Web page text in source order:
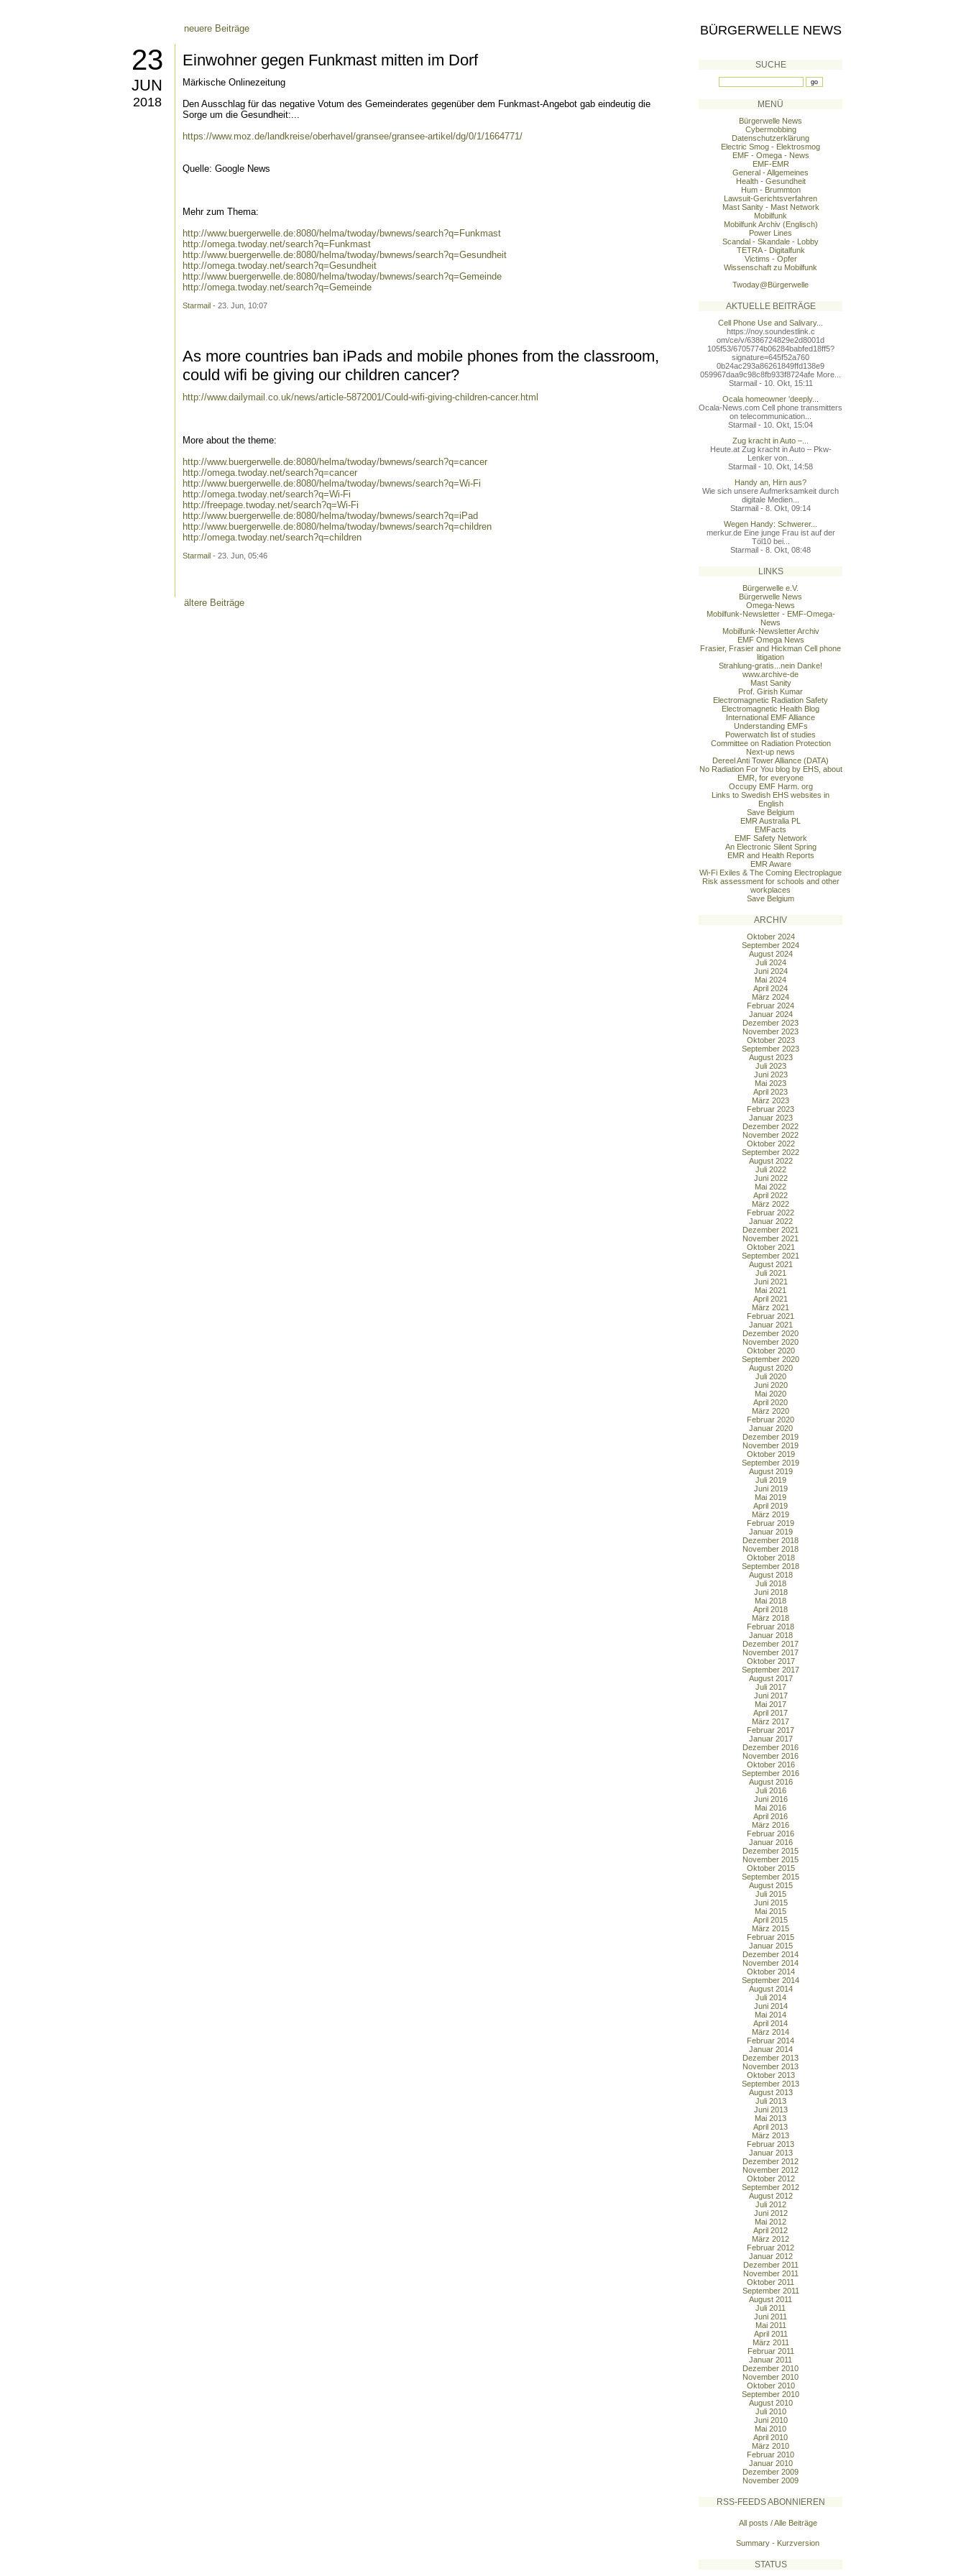
neuere Beiträge
23
JUN
2018
Einwohner gegen Funkmast mitten im Dorf
Märkische Onlinezeitung
Den Ausschlag für das negative Votum des Gemeinderates gegenüber dem Funkmast-Angebot gab eindeutig die
Sorge um die Gesundheit:...
https://www.moz.de/landkreise/oberhavel/gransee/gransee-artikel/dg/0/1/1664771/
Quelle: Google News
Mehr zum Thema:
http://www.buergerwelle.de:8080/helma/twoday/bwnews/search?q=Funkmast
http://omega.twoday.net/search?q=Funkmast
http://www.buergerwelle.de:8080/helma/twoday/bwnews/search?q=Gesundheit
http://omega.twoday.net/search?q=Gesundheit
http://www.buergerwelle.de:8080/helma/twoday/bwnews/search?q=Gemeinde
http://omega.twoday.net/search?q=Gemeinde
Starmail - 23. Jun, 10:07
As more countries ban iPads and mobile phones from the classroom,
could wifi be giving our children cancer?
http://www.dailymail.co.uk/news/article-5872001/Could-wifi-giving-children-cancer.html
More about the theme:
http://www.buergerwelle.de:8080/helma/twoday/bwnews/search?q=cancer
http://omega.twoday.net/search?q=cancer
http://www.buergerwelle.de:8080/helma/twoday/bwnews/search?q=Wi-Fi
http://omega.twoday.net/search?q=Wi-Fi
http://freepage.twoday.net/search?q=Wi-Fi
http://www.buergerwelle.de:8080/helma/twoday/bwnews/search?q=iPad
http://www.buergerwelle.de:8080/helma/twoday/bwnews/search?q=children
http://omega.twoday.net/search?q=children
Starmail - 23. Jun, 05:46
ältere Beiträge
BÜRGERWELLE NEWS
SUCHE
MENÜ
Bürgerwelle News
Cybermobbing
Datenschutzerklärung
Electric Smog - Elektrosmog
EMF - Omega - News
EMF-EMR
General - Allgemeines
Health - Gesundheit
Hum - Brummton
Lawsuit-Gerichtsverfahren
Mast Sanity - Mast Network
Mobilfunk
Mobilfunk Archiv (Englisch)
Power Lines
Scandal - Skandale - Lobby
TETRA - Digitalfunk
Victims - Opfer
Wissenschaft zu Mobilfunk
Twoday@Bürgerwelle
AKTUELLE BEITRÄGE
Cell Phone Use and Salivary...
https://noy.soundestlink.c
om/ce/v/6386724829e2d8001d
105f53/6705774b06284babfed18ff5?
signature=645f52a760
0b24ac293a86261849ffd138e9
059967daa9c98c8fb933f8724afe More...
Starmail - 10. Okt, 15:11
Ocala homeowner 'deeply...
Ocala-News.com Cell phone transmitters
on telecommunication...
Starmail - 10. Okt, 15:04
Zug kracht in Auto –...
Heute.at Zug kracht in Auto – Pkw-
Lenker von...
Starmail - 10. Okt, 14:58
Handy an, Hirn aus?
Wie sich unsere Aufmerksamkeit durch
digitale Medien...
Starmail - 8. Okt, 09:14
Wegen Handy: Schwerer...
merkur.de Eine junge Frau ist auf der
Töl10 bei...
Starmail - 8. Okt, 08:48
LINKS
Bürgerwelle e.V.
Bürgerwelle News
Omega-News
Mobilfunk-Newsletter - EMF-Omega-
News
Mobilfunk-Newsletter Archiv
EMF Omega News
Frasier, Frasier and Hickman Cell phone
litigation
Strahlung-gratis...nein Danke!
www.archive-de
Mast Sanity
Prof. Girish Kumar
Electromagnetic Radiation Safety
Electromagnetic Health Blog
International EMF Alliance
Understanding EMFs
Powerwatch list of studies
Committee on Radiation Protection
Next-up news
Dereel Anti Tower Alliance (DATA)
No Radiation For You blog by EHS, about
EMR, for everyone
Occupy EMF Harm. org
Links to Swedish EHS websites in
English
Save Belgium
EMR Australia PL
EMFacts
EMF Safety Network
An Electronic Silent Spring
EMR and Health Reports
EMR Aware
Wi-Fi Exiles & The Coming Electroplague
Risk assessment for schools and other
workplaces
Save Belgium
ARCHIV
Oktober 2024
September 2024
August 2024
Juli 2024
Juni 2024
Mai 2024
April 2024
März 2024
Februar 2024
Januar 2024
Dezember 2023
November 2023
Oktober 2023
September 2023
August 2023
Juli 2023
Juni 2023
Mai 2023
April 2023
März 2023
Februar 2023
Januar 2023
Dezember 2022
November 2022
Oktober 2022
September 2022
August 2022
Juli 2022
Juni 2022
Mai 2022
April 2022
März 2022
Februar 2022
Januar 2022
Dezember 2021
November 2021
Oktober 2021
September 2021
August 2021
Juli 2021
Juni 2021
Mai 2021
April 2021
März 2021
Februar 2021
Januar 2021
Dezember 2020
November 2020
Oktober 2020
September 2020
August 2020
Juli 2020
Juni 2020
Mai 2020
April 2020
März 2020
Februar 2020
Januar 2020
Dezember 2019
November 2019
Oktober 2019
September 2019
August 2019
Juli 2019
Juni 2019
Mai 2019
April 2019
März 2019
Februar 2019
Januar 2019
Dezember 2018
November 2018
Oktober 2018
September 2018
August 2018
Juli 2018
Juni 2018
Mai 2018
April 2018
März 2018
Februar 2018
Januar 2018
Dezember 2017
November 2017
Oktober 2017
September 2017
August 2017
Juli 2017
Juni 2017
Mai 2017
April 2017
März 2017
Februar 2017
Januar 2017
Dezember 2016
November 2016
Oktober 2016
September 2016
August 2016
Juli 2016
Juni 2016
Mai 2016
April 2016
März 2016
Februar 2016
Januar 2016
Dezember 2015
November 2015
Oktober 2015
September 2015
August 2015
Juli 2015
Juni 2015
Mai 2015
April 2015
März 2015
Februar 2015
Januar 2015
Dezember 2014
November 2014
Oktober 2014
September 2014
August 2014
Juli 2014
Juni 2014
Mai 2014
April 2014
März 2014
Februar 2014
Januar 2014
Dezember 2013
November 2013
Oktober 2013
September 2013
August 2013
Juli 2013
Juni 2013
Mai 2013
April 2013
März 2013
Februar 2013
Januar 2013
Dezember 2012
November 2012
Oktober 2012
September 2012
August 2012
Juli 2012
Juni 2012
Mai 2012
April 2012
März 2012
Februar 2012
Januar 2012
Dezember 2011
November 2011
Oktober 2011
September 2011
August 2011
Juli 2011
Juni 2011
Mai 2011
April 2011
März 2011
Februar 2011
Januar 2011
Dezember 2010
November 2010
Oktober 2010
September 2010
August 2010
Juli 2010
Juni 2010
Mai 2010
April 2010
März 2010
Februar 2010
Januar 2010
Dezember 2009
November 2009
RSS-FEEDS ABONNIEREN
All posts / Alle Beiträge
Summary - Kurzversion
STATUS